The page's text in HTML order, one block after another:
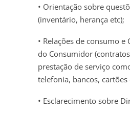
• Orientação sobre
(inventário, herança etc);
• Relações de consumo e
do Consumidor
prestação de serviço
telefonia, bancos, cartões
• Esclarecimento sobre